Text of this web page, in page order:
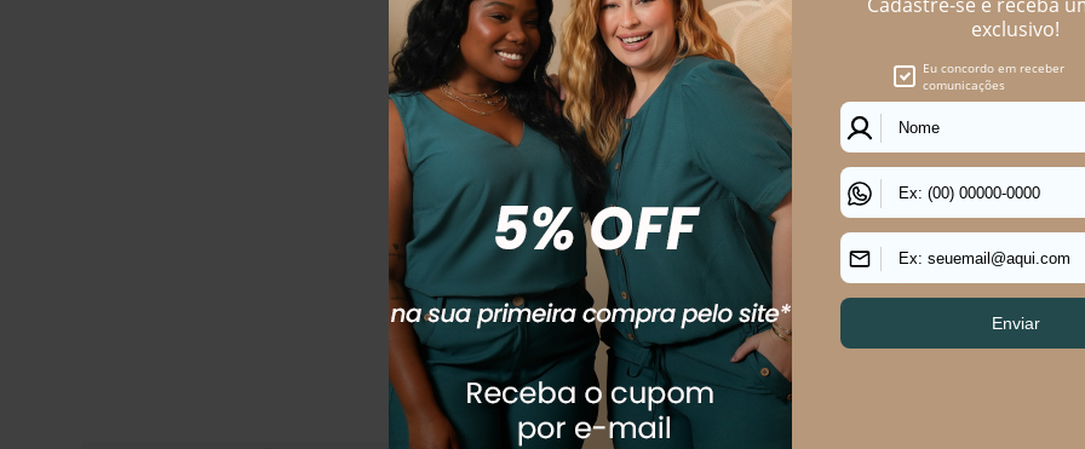
Calça Plus Size Feminino Skinny Botão
R$ 294 ,90 R$ 264 90
Em até5x R$ 52,98sem juros
BERMUDA MOM PLUS SIZE
ANTÔNIO JEANS
204,90 R$ 89,90
Em até R$ sem juros
Quem comprou, comprou